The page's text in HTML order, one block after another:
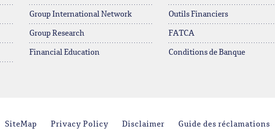
Group International Network
Group Research
Financial Education
Outils Financiers
FATCA
Conditions de Banque
SiteMap Privacy Policy Disclaimer Guide des réclamations